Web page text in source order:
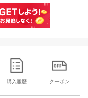
購入履歴 クーポン